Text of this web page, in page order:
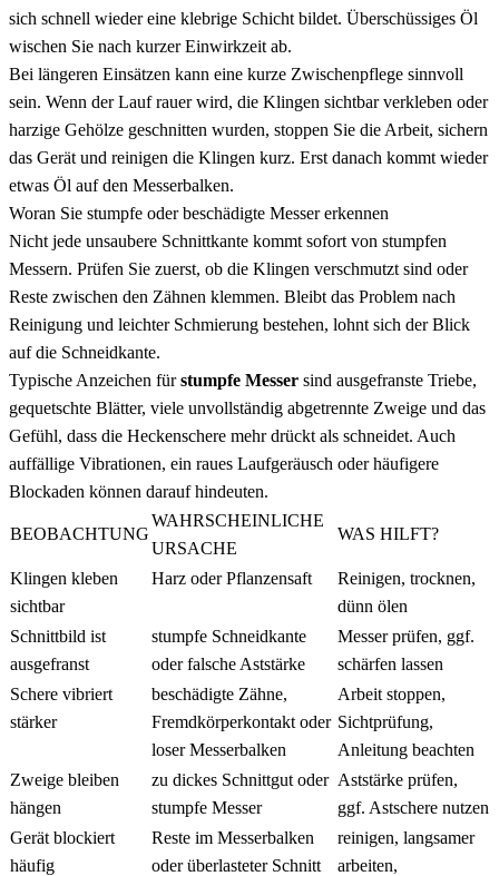
sich schnell wieder eine klebrige Schicht bildet. Überschüssiges Öl
wischen Sie nach kurzer Einwirkzeit ab.
Bei längeren Einsätzen kann eine kurze Zwischenpflege sinnvoll
sein. Wenn der Lauf rauer wird, die Klingen sichtbar verkleben oder
harzige Gehölze geschnitten wurden, stoppen Sie die Arbeit, sichern
das Gerät und reinigen die Klingen kurz. Erst danach kommt wieder
etwas Öl auf den Messerbalken.
Woran Sie stumpfe oder beschädigte Messer erkennen
Nicht jede unsaubere Schnittkante kommt sofort von stumpfen
Messern. Prüfen Sie zuerst, ob die Klingen verschmutzt sind oder
Reste zwischen den Zähnen klemmen. Bleibt das Problem nach
Reinigung und leichter Schmierung bestehen, lohnt sich der Blick
auf die Schneidkante.
Typische Anzeichen fürstumpfe Messer sind ausgefranste Triebe,
gequetschte Blätter, viele unvollständig abgetrennte Zweige und das
Gefühl, dass die Heckenschere mehr drückt als schneidet. Auch
auffällige Vibrationen, ein raues Laufgeräusch oder häufigere
Blockaden können darauf hindeuten.
BEOBACHTUNG
WAHRSCHEINLICHE
URSACHE
WAS HILFT?
Klingen kleben
sichtbar
Harz oder Pflanzensaft
Reinigen, trocknen,
dünn ölen
Schnittbild ist
ausgefranst
stumpfe Schneidkante
oder falsche Aststärke
Messer prüfen, ggf.
schärfen lassen
Schere vibriert
stärker
beschädigte Zähne,
Fremdkörperkontakt oder
loser Messerbalken
Arbeit stoppen,
Sichtprüfung,
Anleitung beachten
Zweige bleiben
hängen
zu dickes Schnittgut oder
stumpfe Messer
Aststärke prüfen,
ggf. Astschere nutzen
Gerät blockiert
häufig
Reste im Messerbalken
oder überlasteter Schnitt
reinigen, langsamer
arbeiten,